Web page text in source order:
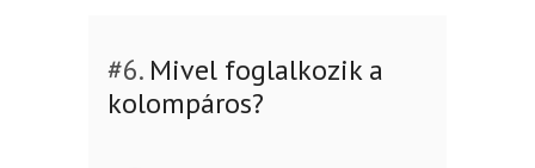
#6.Mivel foglalkozik a
kolompáros?